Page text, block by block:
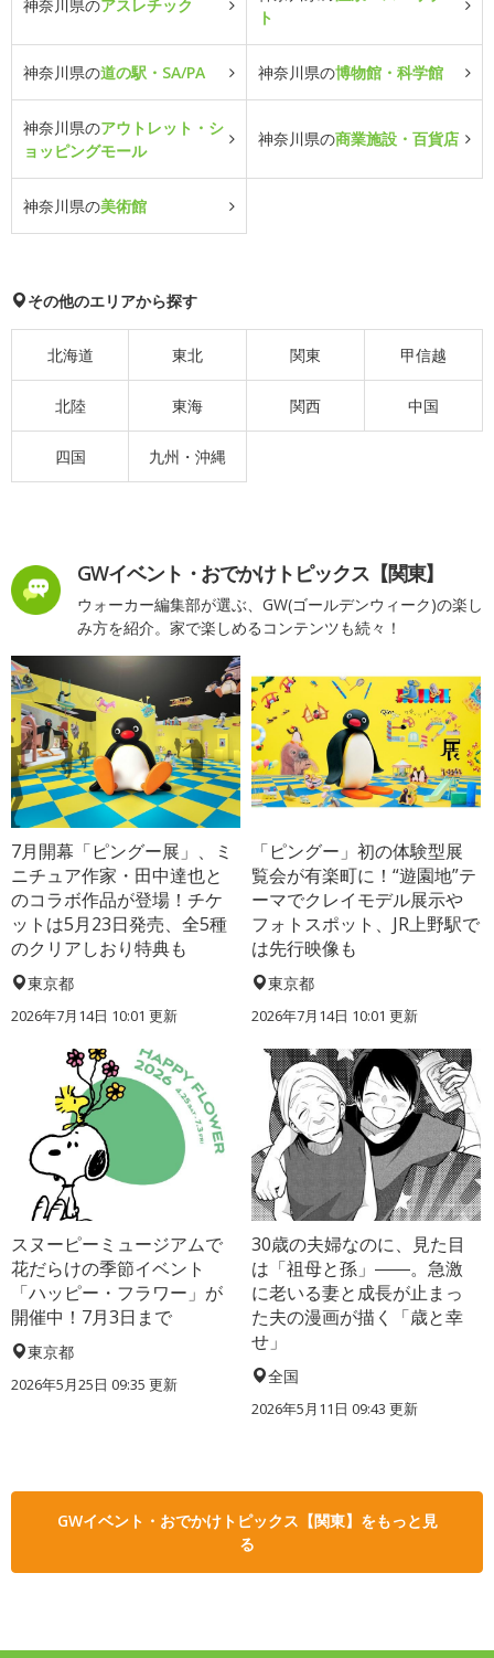
神奈川県のアスレチック
ト
神奈川県の道の駅・SA/PA 神奈川県の博物館・科学館
神奈川県のアウトレット・シ
ョッピングモール
神奈川県の商業施設・百貨店
神奈川県の美術館
その他のエリアから探す
北海道 東北 関東 甲信越
北陸 東海 関西 中国
四国 九州・沖縄
GWイベント・おでかけトピックス【関東】
ウォーカー編集部が選ぶ、GW(ゴールデンウィーク)の楽し
み方を紹介。家で楽しめるコンテンツも続々！
7月開幕「ピングー展」、ミ
ニチュア作家・田中達也と
のコラボ作品が登場！チケ
ットは5月23日発売、全5種
のクリアしおり特典も
東京都
2026年7月14日 10:01 更新
「ピングー」初の体験型展
覧会が有楽町に！“遊園地”テ
ーマでクレイモデル展示や
フォトスポット、JR上野駅で
は先行映像も
東京都
2026年7月14日 10:01 更新
スヌーピーミュージアムで
花だらけの季節イベント
「ハッピー・フラワー」が
開催中！7月3日まで
東京都
2026年5月25日 09:35 更新
30歳の夫婦なのに、見た目
は「祖母と孫」――。急激
に老いる妻と成長が止まっ
た夫の漫画が描く「歳と幸
せ」
全国
2026年5月11日 09:43 更新
GWイベント・おでかけトピックス【関東】をもっと見
る